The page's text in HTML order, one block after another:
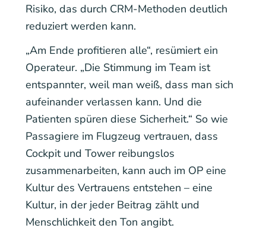
Risiko, das durch CRM-Methoden deutlich
reduziert werden kann.
„Am Ende profitieren alle“, resümiert ein
Operateur. „Die Stimmung im Team ist
entspannter, weil man weiß, dass man sich
aufeinander verlassen kann. Und die
Patienten spüren diese Sicherheit.“ So wie
Passagiere im Flugzeug vertrauen, dass
Cockpit und Tower reibungslos
zusammenarbeiten, kann auch im OP eine
Kultur des Vertrauens entstehen – eine
Kultur, in der jeder Beitrag zählt und
Menschlichkeit den Ton angibt.